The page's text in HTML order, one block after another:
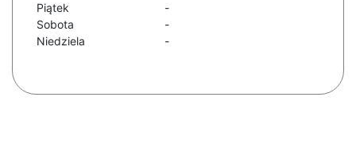
Piątek
-
Sobota
-
Niedziela
-